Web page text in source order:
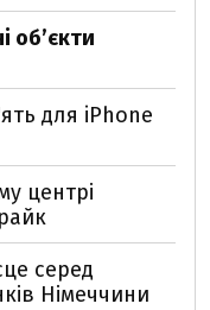
обʼєкти
для iPhone
центрі
серед
Німеччини